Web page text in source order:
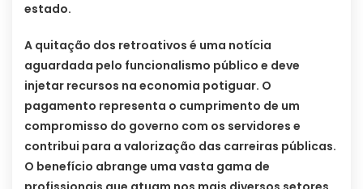
estado.
A quitação dos retroativos é uma notícia
aguardada pelo funcionalismo público e deve
injetar recursos na economia potiguar. O
pagamento representa o cumprimento de um
compromisso do governo com os servidores e
contribui para a valorização das carreiras públicas.
O benefício abrange uma vasta gama de